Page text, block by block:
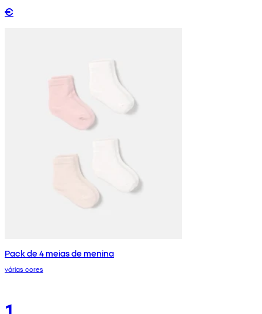
€
Pack de 4 meias de menina
várias cores